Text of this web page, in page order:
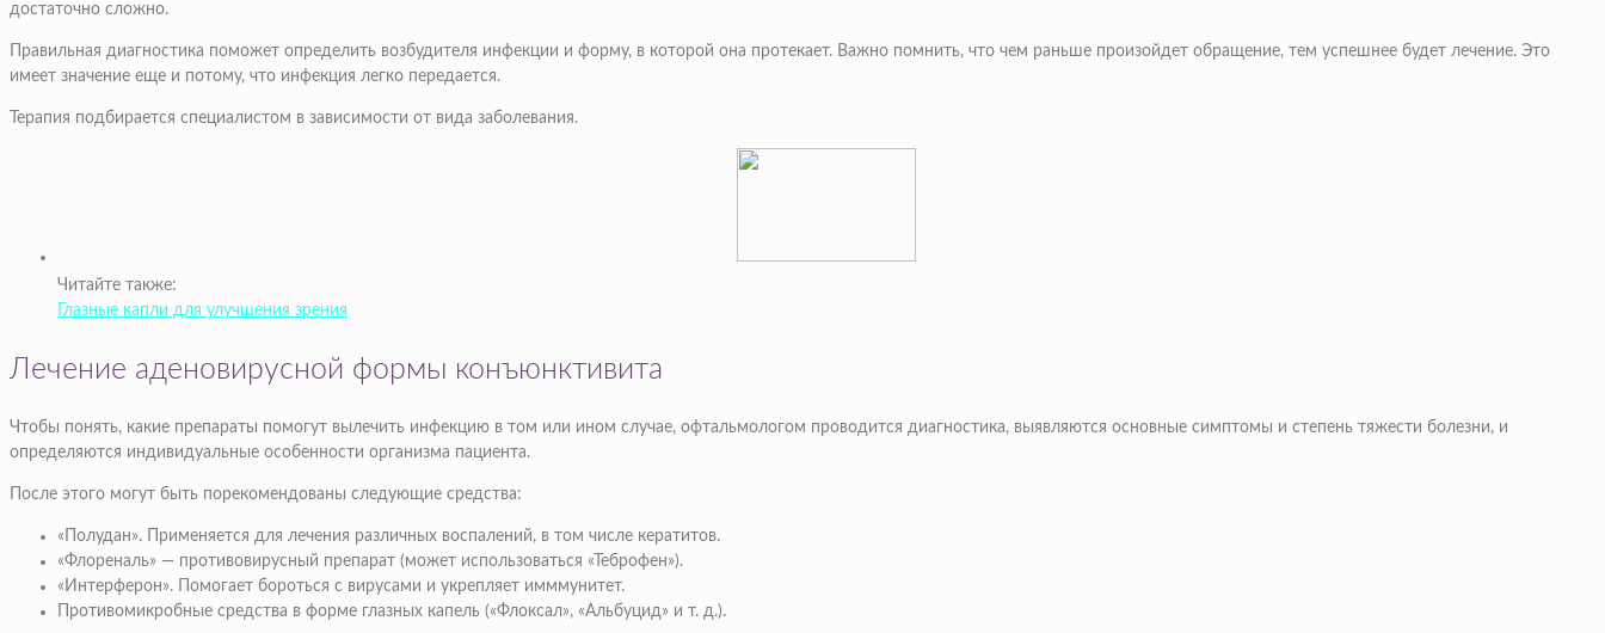
достаточно сложно.
Правильная диагностика поможет определить возбудителя инфекции и форму, в которой она протекает. Важно помнить, что чем раньше произойдет обращение, тем успешнее будет лечение. Это
имеет значение еще и потому, что инфекция легко передается.
Терапия подбирается специалистом в зависимости от вида заболевания.
Читайте также:
Глазные капли для улучшения зрения
Лечение аденовирусной формы конъюнктивита
Чтобы понять, какие препараты помогут вылечить инфекцию в том или ином случае, офтальмологом проводится диагностика, выявляются основные симптомы и степень тяжести болезни, и
определяются индивидуальные особенности организма пациента.
После этого могут быть порекомендованы следующие средства:
«Полудан». Применяется для лечения различных воспалений, в том числе кератитов.
«Флореналь» — противовирусный препарат (может использоваться «Теброфен»).
«Интерферон». Помогает бороться с вирусами и укрепляет имммунитет.
Противомикробные средства в форме глазных капель («Флоксал», «Альбуцид» и т. д.).